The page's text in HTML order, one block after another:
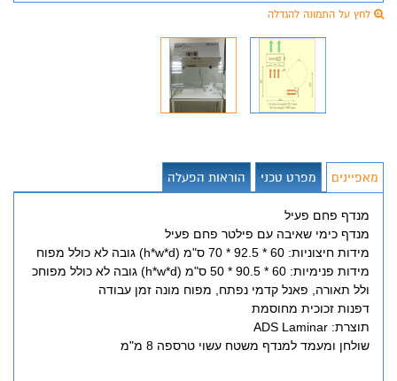
לחץ על התמונה להגדלה
מאפיינים מפרט טכני הוראות הפעלה
מנדף פחם פעיל
מנדף כימי שאיבה עם פילטר פחם פעיל
מידות חיצוניות: 60 * 92.5 * 70 ס"מ (h*w*d) גובה לא כולל מפוח
מידות פנימיות: 60 * 90.5 * 50 ס"מ (h*w*d) גובה לא כולל מפוחכ
ולל תאורה, פאנל קדמי נפתח, מפוח מונה זמן עבודה
דפנות זכוכית מחוסמת
תוצרת: ADS Laminar
שולחן ומעמד למנדף משטח עשוי טרספה 8 מ"מ